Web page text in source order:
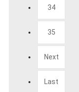
34
35
Next
Last